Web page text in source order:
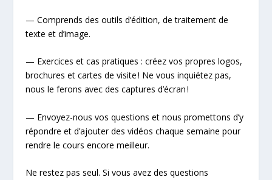
— Comprends des outils d’édition, de traitement de
texte et d’image.
— Exercices et cas pratiques : créez vos propres logos,
brochures et cartes de visite ! Ne vous inquiétez pas,
nous le ferons avec des captures d’écran !
— Envoyez-nous vos questions et nous promettons d’y
répondre et d’ajouter des vidéos chaque semaine pour
rendre le cours encore meilleur.
Ne restez pas seul. Si vous avez des questions